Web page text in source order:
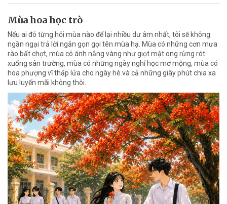
Mùa hoa học trò
Nếu ai đó từng hỏi mùa nào để lại nhiều dư âm nhất, tôi sẽ không
ngần ngại trả lời ngắn gọn gọi tên mùa hạ. Mùa có những cơn mưa
rào bất chợt, mùa có ánh nắng vàng như giọt mật ong rừng rót
xuống sân trường, mùa có những ngày nghỉ học mơ mộng, mùa có
hoa phượng vĩ thắp lửa cho ngày hè và cả những giây phút chia xa
lưu luyến mãi không thôi.